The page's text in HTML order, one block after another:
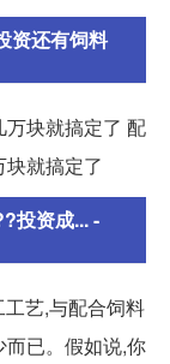
资还有饲料
块就搞定了 配
就搞定了
投资成... -
艺,与配合饲料
已。假如说,你